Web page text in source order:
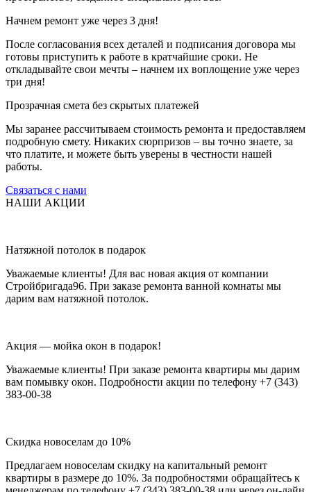
Начнем ремонт уже через 3 дня!
После согласования всех деталей и подписания договора мы
готовы приступить к работе в кратчайшие сроки. Не
откладывайте свои мечты – начнем их воплощение уже через
три дня!
Прозрачная смета без скрытых платежей
Мы заранее рассчитываем стоимость ремонта и предоставляем
подробную смету. Никаких сюрпризов – вы точно знаете, за
что платите, и можете быть уверены в честности нашей
работы.
Связаться с нами
НАШИ АКЦИИ
Натяжной потолок в подарок
Уважаемые клиенты! Для вас новая акция от компании
Стройбригада96. При заказе ремонта ванной комнаты мы
дарим вам натяжной потолок.
Акция — мойка окон в подарок!
Уважаемые клиенты! При заказе ремонта квартиры мы дарим
вам помывку окон. Подробности акции по телефону +7 (343)
383-00-38
Скидка новоселам до 10%
Предлагаем новоселам скидку на капитальный ремонт
квартиры в размере до 10%. За подробностями обращайтесь к